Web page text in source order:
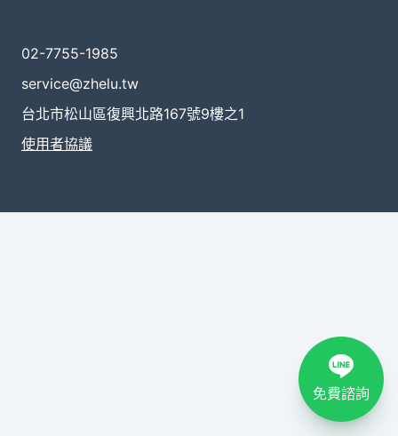
02-7755-1985
service@zhelu.tw
台北市松山區復興北路167號9樓之1
使用者協議
免費諮詢